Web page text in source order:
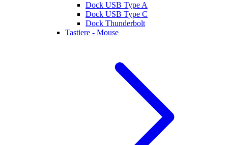
Dock USB Type A
Dock USB Type C
Dock Thunderbolt
Tastiere - Mouse